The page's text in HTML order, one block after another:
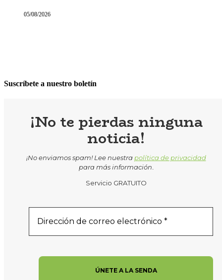
05/08/2026
Suscríbete a nuestro boletín
¡No te pierdas ninguna
noticia!
¡No enviamos spam! Lee nuestra política de privacidad
para más información
Servicio GRATUITO